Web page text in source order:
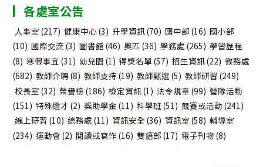
類
各處室公告
人事室 (217) 健康中心(3) 升學資訊(70) 國中部 (16) 國小部
(10) 國際交流 (3) 圖書館 (46) 奧匹 (36) 學務處 (265) 學習歷程
(8) 寒假事宜 (31) 幼兒園 (1) 得獎名單 (57) 招生資訊(22) 教務處
(682) 教師介聘(8) 教師支持 (19) 教師甄選 (5) 教師研習 (249)
校長室 (32) 榮譽榜 (186) 檢定資訊(1) 法令規章 (99) 營隊活動
(151) 特殊選才 (2) 獎助學金 (11) 科學班(51) 競賽或活動 (241)
線上研習 (10) 總務處 (11) 資訊安全 (36) 資訊室 (58) 輔導室
(234) 運動會 (2) 閱讀或寫作 (16) 雙語部 (17) 電子刊物 (8)